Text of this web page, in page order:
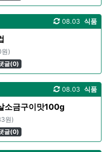
식품
08.03
원)
글(0)
식품
08.03
소금구이맛100g
원)
글(0)